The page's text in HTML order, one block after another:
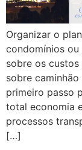
Organizar o
condomínios
sobre os
sobre
primeiro passo
total economia
processos
[…]